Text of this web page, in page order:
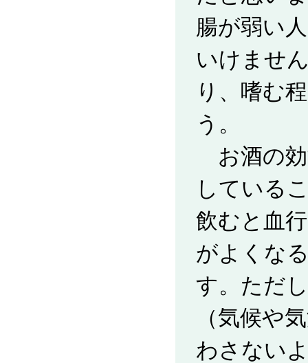
腸が弱い
いけませ
り、嗜む
う。
お酒の効
している
飲むと血
がよくな
す。ただ
（気候や
わさない